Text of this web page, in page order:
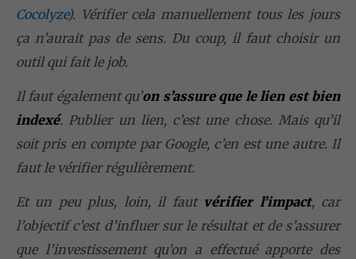
Cocolyze). Vérifier cela manuellement tous les jours
ça n’aurait pas de sens. Du coup, il faut choisir un
outil qui fait le job.
Il faut également qu’on s’assure que le lien est bien
indexé. Publier un lien, c’est une chose. Mais qu’il
soit pris en compte par Google, c’en est une autre. Il
faut le vérifier régulièrement.
Et un peu plus, loin, il faut vérifier l’impact, car
l’objectif c’est d’influer sur le résultat et de s’assurer
que l’investissement qu’on a effectué apporte des